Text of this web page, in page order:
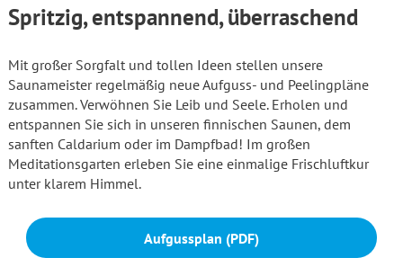
Spritzig, entspannend, überraschend
Mit großer Sorgfalt und tollen Ideen stellen unsere
Saunameister regelmäßig neue Aufguss- und Peelingpläne
zusammen. Verwöhnen Sie Leib und Seele. Erholen und
entspannen Sie sich in unseren finnischen Saunen, dem
sanften Caldarium oder im Dampfbad! Im großen
Meditationsgarten erleben Sie eine einmalige Frischluftkur
unter klarem Himmel.
Aufgussplan (PDF)